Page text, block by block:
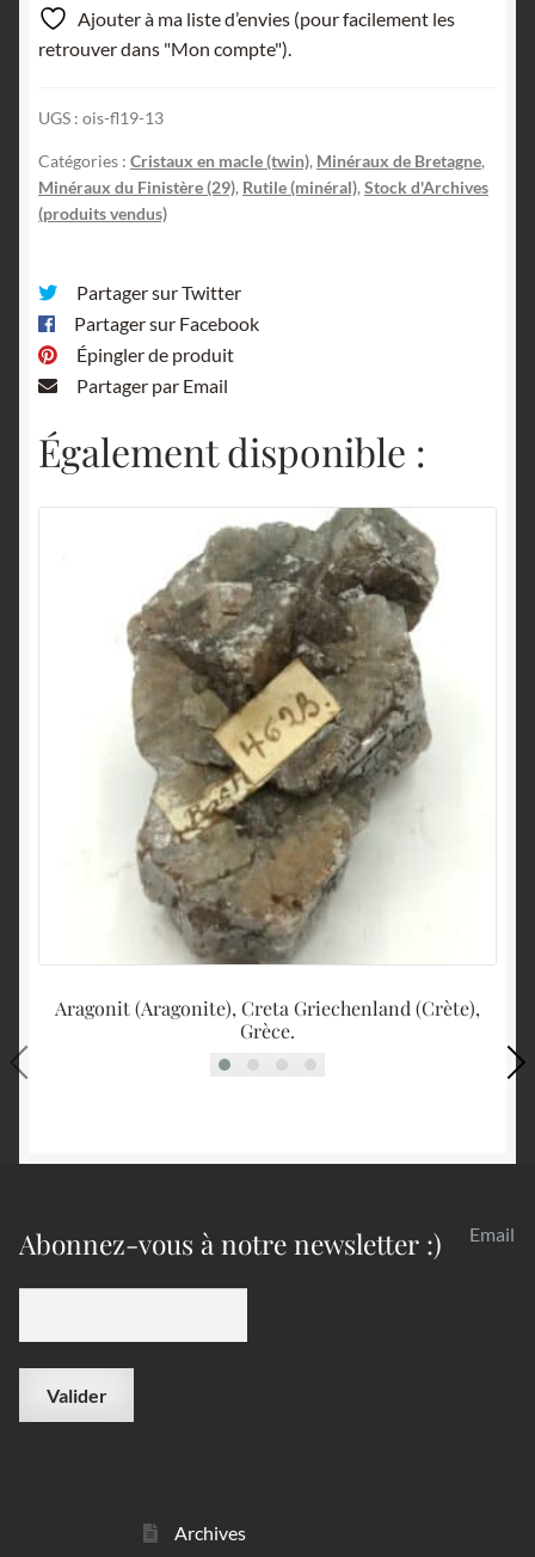
Ajouter à ma liste d’envies (pour facilement les
retrouver dans "Mon compte").
UGS : ois-fl19-13
Catégories : Cristaux en macle (twin), Minéraux de Bretagne,
Minéraux du Finistère (29), Rutile (minéral),Stock d'Archives
(produits vendus)
Partager sur Twitter
Partager sur Facebook
Épingler de produit
Partager par Email
Également disponible :
Aragonit (Aragonite), Creta Griechenland (Crète),
Grèce.
Abonnez-vous à notre newsletter :) Email
Archives